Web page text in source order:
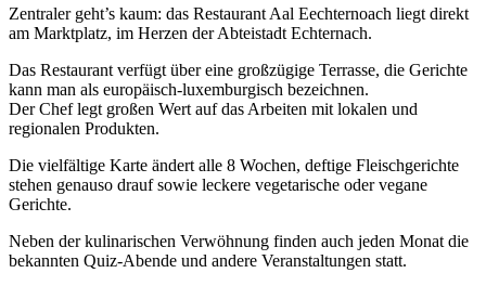
Zentraler geht’s kaum: das Restaurant Aal Eechternoach liegt direkt
am Marktplatz, im Herzen der Abteistadt Echternach.
Das Restaurant verfügt über eine großzügige Terrasse, die Gerichte
kann man als europäisch-luxemburgisch bezeichnen.
Der Chef legt großen Wert auf das Arbeiten mit lokalen und
regionalen Produkten.
Die vielfältige Karte ändert alle 8 Wochen, deftige Fleischgerichte
stehen genauso drauf sowie leckere vegetarische oder vegane
Gerichte.
Neben der kulinarischen Verwöhnung finden auch jeden Monat die
bekannten Quiz-Abende und andere Veranstaltungen statt.